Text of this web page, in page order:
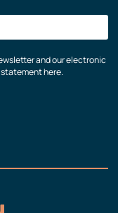
and our electronic
here.